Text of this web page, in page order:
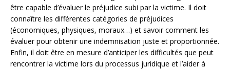
être capable d’évaluer le préjudice subi par la victime. Il doit
connaître les différentes catégories de préjudices
(économiques, physiques, moraux…) et savoir comment les
évaluer pour obtenir une indemnisation juste et proportionnée.
Enfin, il doit être en mesure d’anticiper les difficultés que peut
rencontrer la victime lors du processus juridique et l’aider à